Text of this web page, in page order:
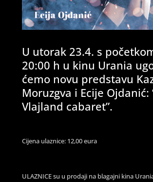
U utorak 23.4. s
20:00 h u kinu Urania
ćemo novu predstavu
Moruzgva i Ecije Ojdanić:
Vlajland cabaret”.
Cijena ulaznice: 12,00 eura
ULAZNICE su u prodaji na blagajni kina